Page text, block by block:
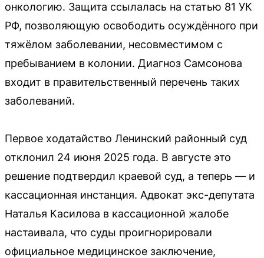
онкологию. Защита ссылалась на статью 81 УК
РФ, позволяющую освободить осуждённого при
тяжёлом заболевании, несовместимом с
пребыванием в колонии. Диагноз Самсонова
входит в правительственный перечень таких
заболеваний.
Первое ходатайство Ленинский районный суд
отклонил 24 июня 2025 года. В августе это
решение подтвердил краевой суд, а теперь — и
кассационная инстанция. Адвокат экс-депутата
Наталья Касилова в кассационной жалобе
настаивала, что суды проигнорировали
официальное медицинское заключение,